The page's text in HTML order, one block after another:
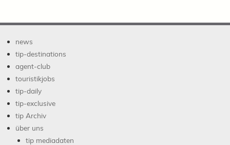
news
tip-destinations
agent-club
touristikjobs
tip-daily
tip-exclusive
tip Archiv
über uns
tip mediadaten